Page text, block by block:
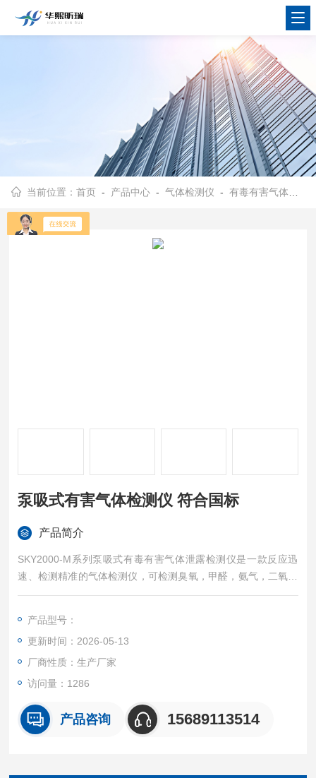
当前位置：首页 - 产品中心 -气体检测仪 -有毒有害气体检测仪
泵吸式有害气体检测仪 符合国标
产品简介
SKY2000-M系列泵吸式有毒有害气体泄露检测仪是一款反应迅
速、检测精准的气体检测仪，可检测臭氧，甲醛，氨气，二氧化
氯，环氧乙烷等有毒有害气体，自带内置采样泵，采样速度快，
壳采用高强度特殊工程塑料，可以满足于各种环境和场合的作
业。致力于为用户提供一个可靠、准确、安全的气体检测方案。
泵吸式有害气体检测仪 符合国标
产品型号：
更新时间：2026-05-13
厂商性质：生产厂家
访问量：1286
产品咨询 15689113514